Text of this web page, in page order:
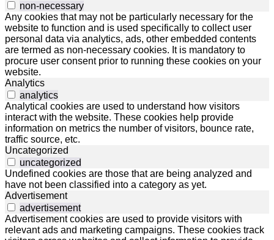
non-necessary
Any cookies that may not be particularly necessary for the
website to function and is used specifically to collect user
personal data via analytics, ads, other embedded contents
are termed as non-necessary cookies. It is mandatory to
procure user consent prior to running these cookies on your
website.
Analytics
analytics
Analytical cookies are used to understand how visitors
interact with the website. These cookies help provide
information on metrics the number of visitors, bounce rate,
traffic source, etc.
Uncategorized
uncategorized
Undefined cookies are those that are being analyzed and
have not been classified into a category as yet.
Advertisement
advertisement
Advertisement cookies are used to provide visitors with
relevant ads and marketing campaigns. These cookies track